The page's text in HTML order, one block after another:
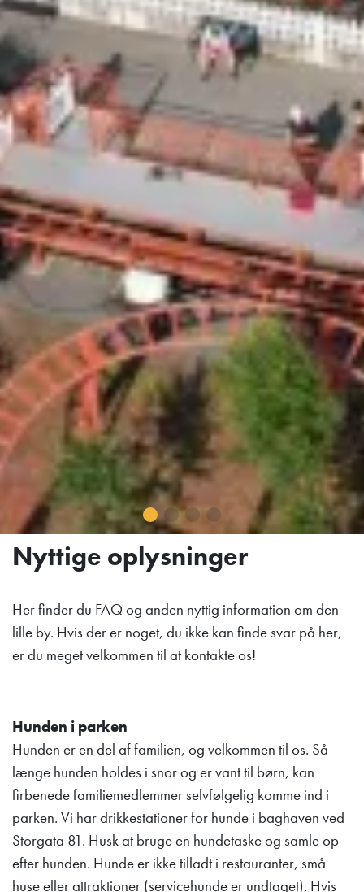
Nyttige oplysninger
Her finder du FAQ og anden nyttig information om den
lille by. Hvis der er noget, du ikke kan finde svar på her,
er du meget velkommen til at kontakte os!
Hunden i parken
Hunden er en del af familien, og velkommen til os. Så
længe hunden holdes i snor og er vant til børn, kan
firbenede familiemedlemmer selvfølgelig komme ind i
parken. Vi har drikkestationer for hunde i baghaven ved
Storgata 81. Husk at bruge en hundetaske og samle op
efter hunden. Hunde er ikke tilladt i restauranter, små
huse eller attraktioner (servicehunde er undtaget). Hvis